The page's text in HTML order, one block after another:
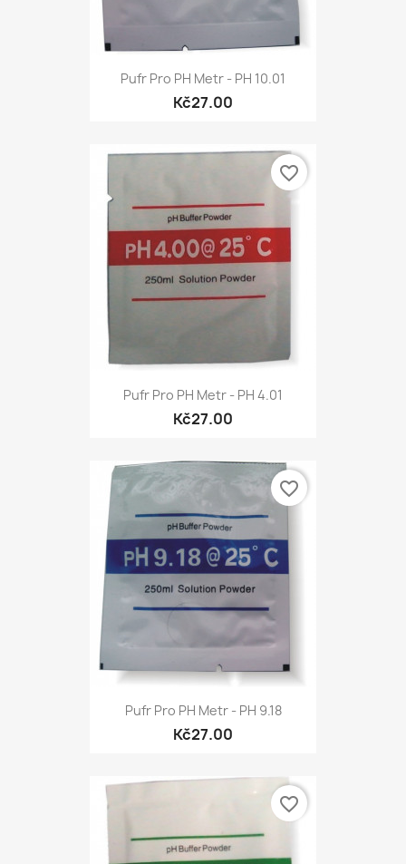
Pufr Pro PH Metr - PH 10.01
Kč27.00
Pufr Pro PH Metr - PH 4.01
Kč27.00
favorite_border
Pufr Pro PH Metr - PH 9.18
Kč27.00
favorite_border
favorite_border